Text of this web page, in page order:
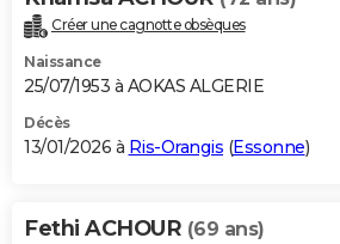
Créer une cagnotte obsèques
Naissance
25/07/1953 à AOKAS ALGERIE
Décès
13/01/2026 à Ris-Orangis (Essonne)
Fethi ACHOUR (69 ans)